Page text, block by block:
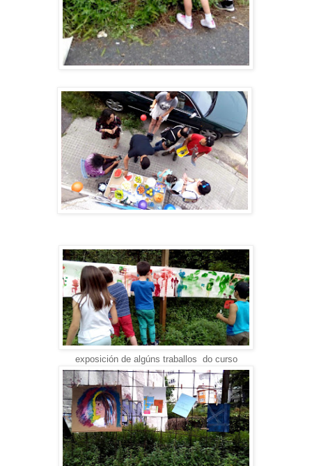
exposición de algúns traballos do curso